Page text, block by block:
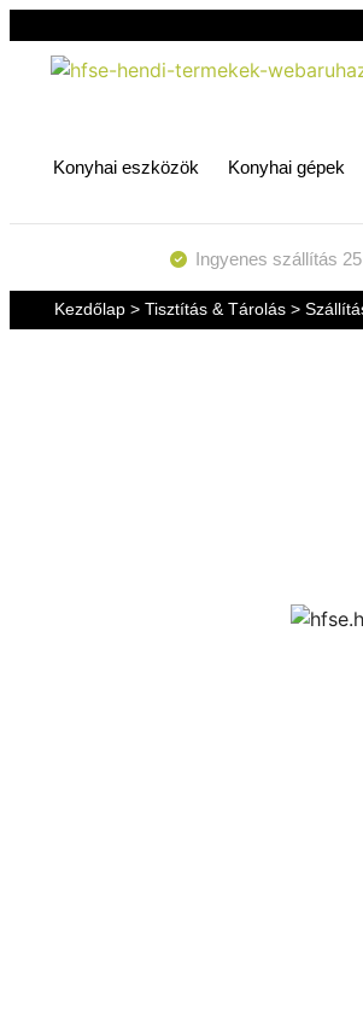
Konyhai eszközök Konyhai gépek
Ingyenes szállítás
Kezdőlap> Tisztítás & Tárolás>